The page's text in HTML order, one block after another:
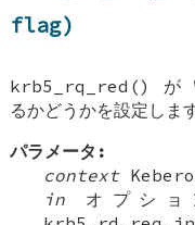
flag)
krb5_rq_red() が
るかどうかを設定します
パラメータ:
context
in オプショ